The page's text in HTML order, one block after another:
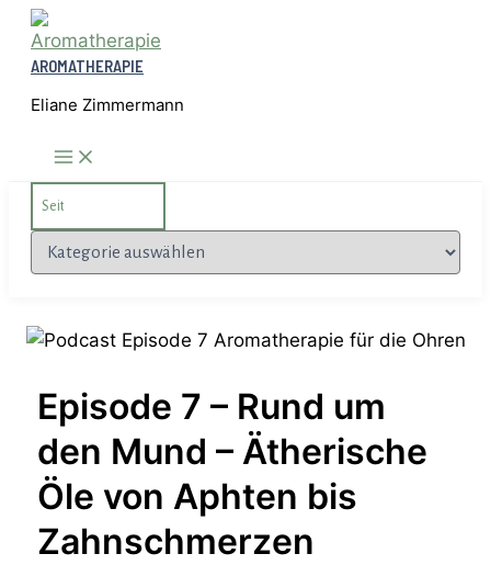
Zum
Inhalt
springen
AROMATHERAPIE
Eliane Zimmermann
for:
Kategorien
Episode 7 – Rund um
den Mund – Ätherische
Öle von Aphten bis
Zahnschmerzen